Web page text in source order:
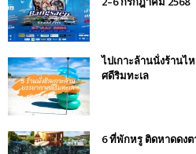
ไปเกาะล้านนั่งร้านไ
ศดีริมทะเล
6 ที่พักหรู ติดหาดดง